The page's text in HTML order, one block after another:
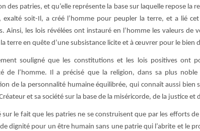
des patries, et qu’elle représente la base sur laquelle repose la
exalté soit-Il, a créé l’homme pour peupler la terre, et a lié
Ainsi, les lois révélées ont instauré en l’homme les valeurs de
terre en quête d’une subsistance licite et à œuvrer pour le bien
souligné que les constitutions et les lois positives ont
de l’homme. Il a précisé que la religion, dans sa plus
de la personnalité humaine équilibrée, qui connaît aussi bien
et sa société sur la base de la miséricorde, de la justice et
sur le fait que les patries ne se construisent que par les efforts
de dignité pour un être humain sans une patrie qui l’abrite et le